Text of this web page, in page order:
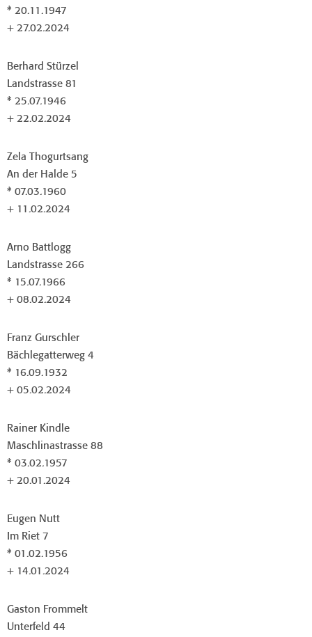
* 20.11.1947
+ 27.02.2024
Berhard Stürzel
Landstrasse 81
* 25.07.1946
+ 22.02.2024
Zela Thogurtsang
An der Halde 5
* 07.03.1960
+ 11.02.2024
Arno Battlogg
Landstrasse 266
* 15.07.1966
+ 08.02.2024
Franz Gurschler
Bächlegatterweg 4
* 16.09.1932
+ 05.02.2024
Rainer Kindle
Maschlinastrasse 88
* 03.02.1957
+ 20.01.2024
Eugen Nutt
Im Riet 7
* 01.02.1956
+ 14.01.2024
Gaston Frommelt
Unterfeld 44